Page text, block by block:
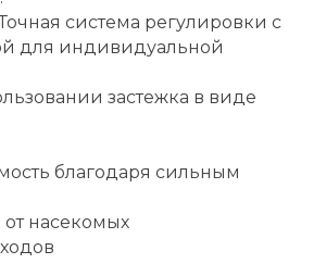
Ролики для
Упоры для
Утяжелители
система регулировки с
для индивидуальной
застежка в виде
благодаря сильным
насекомых